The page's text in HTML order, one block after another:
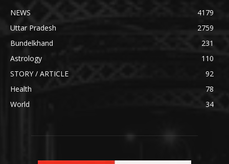
NEWS
4179
Uttar Pradesh
2759
Bundelkhand
231
Astrology
110
STORY / ARTICLE
92
Health
78
World
34